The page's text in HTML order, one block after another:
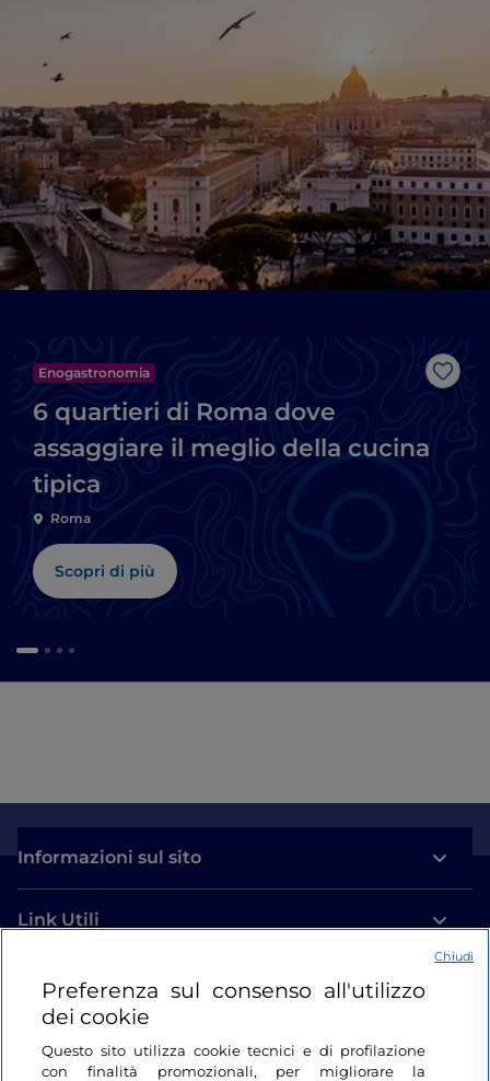
Like
Enogastronomia
6 quartieri di Roma dove
assaggiare il meglio della cucina
tipica
Roma
Scopri di più
Informazioni sul sito
Link Utili
Login
Restiamo in contatto
Preferenza sul consenso all'utilizzo
dei cookie
Questo sito utilizza cookie tecnici e di profilazione
con finalità promozionali, per migliorare la
Chiudi